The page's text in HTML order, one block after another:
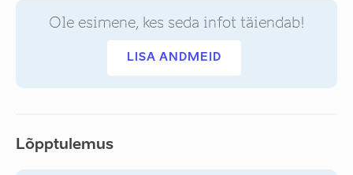
Ole esimene, kes seda infot täiendab!
LISA ANDMEID
Lõpptulemus